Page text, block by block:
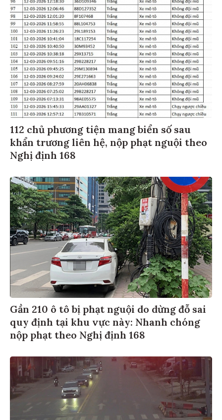
112 chủ phương tiện mang biển số sau
khẩn trương liên hệ, nộp phạt nguội theo
Nghị định 168
Gần 210 ô tô bị phạt nguội do dừng đỗ sai
quy định tại khu vực này: Nhanh chóng
nộp phạt theo Nghị định 168